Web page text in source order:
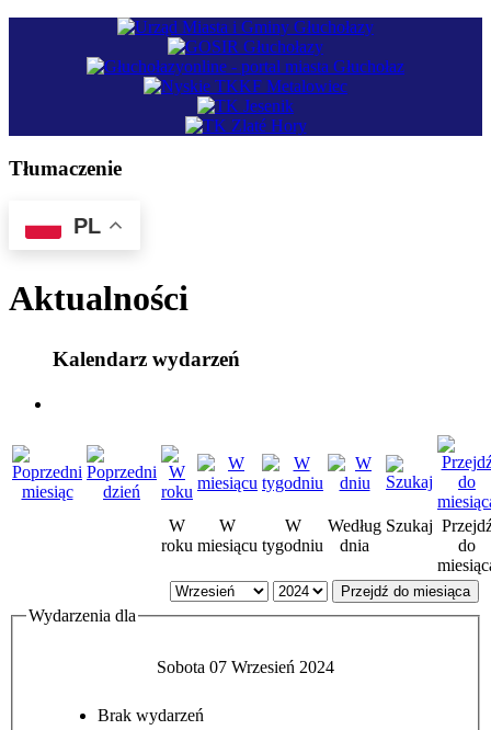
Tłumaczenie
PL
Aktualności
Kalendarz wydarzeń
W
roku
W
miesiącu
W
tygodniu
Według
dnia
Szukaj
do
Przejdź do miesiąca
Wydarzenia dla
Sobota 07 Wrzesień 2024
Brak wydarzeń